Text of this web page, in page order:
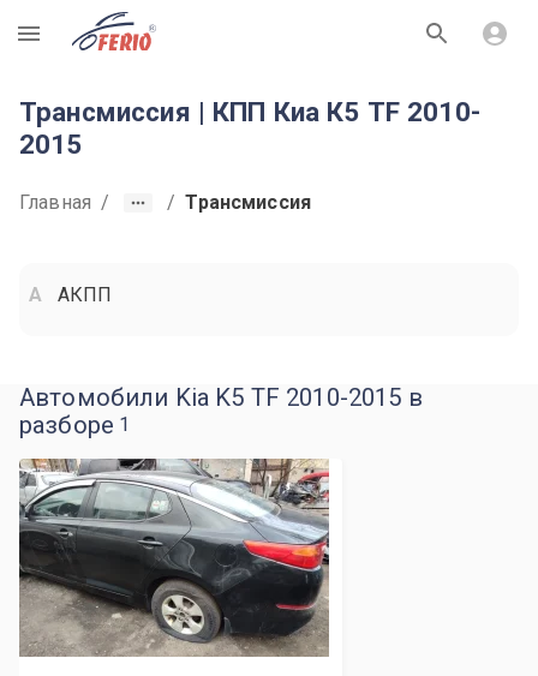
R
Трансмиссия | КПП Киа К5 TF 2010-
2015
Главная / / Трансмиссия
АКПП
Автомобили Kia K5 TF 2010-2015 в
разборе 1